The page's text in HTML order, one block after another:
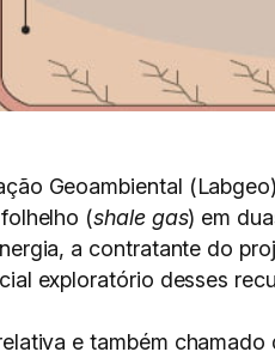
Geoambiental
(shale gas) em
a contratante do
exploratório desses
e também